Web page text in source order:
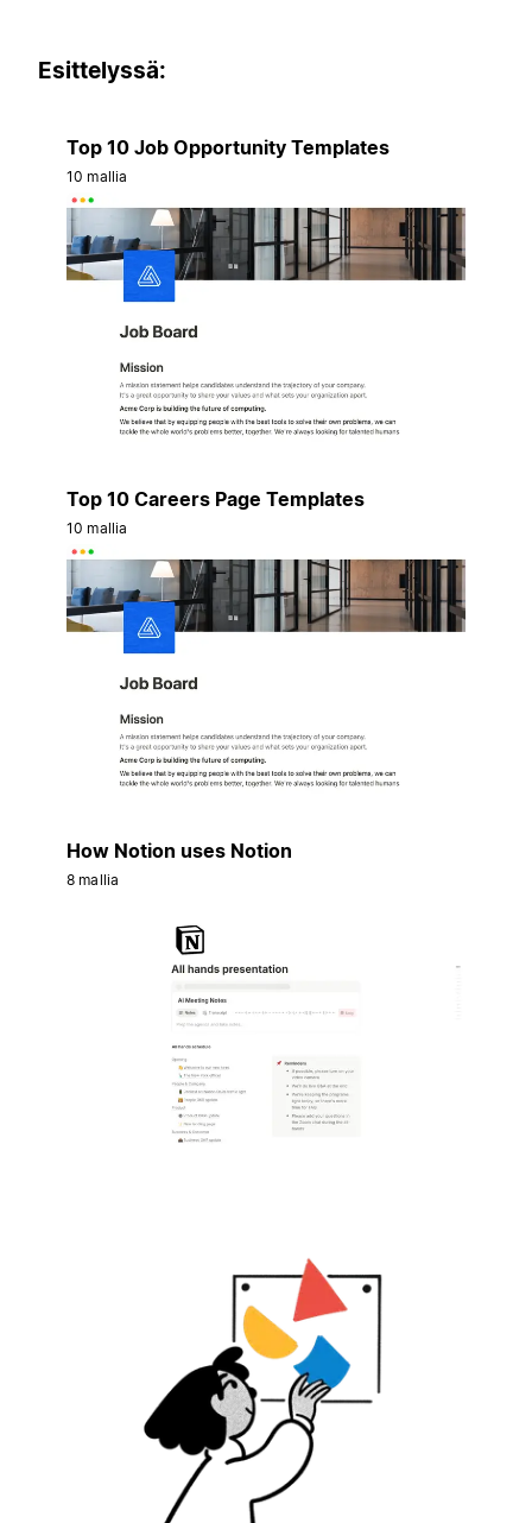
Esittelyssä:
Top 10 Job Opportunity Templates
10 mallia
Top 10 Careers Page Templates
10 mallia
How Notion uses Notion
8 mallia